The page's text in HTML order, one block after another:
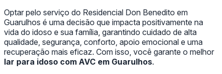
Optar pelo serviço do Residencial Don Benedito em
Guarulhos é uma decisão que impacta positivamente na
vida do idoso e sua família, garantindo cuidado de alta
qualidade, segurança, conforto, apoio emocional e uma
recuperação mais eficaz. Com isso, você garante o melhor
lar para idoso com AVC em Guarulhos.